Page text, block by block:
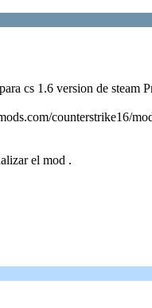
cs 1.6 version de
counterstrike16/
el mod .